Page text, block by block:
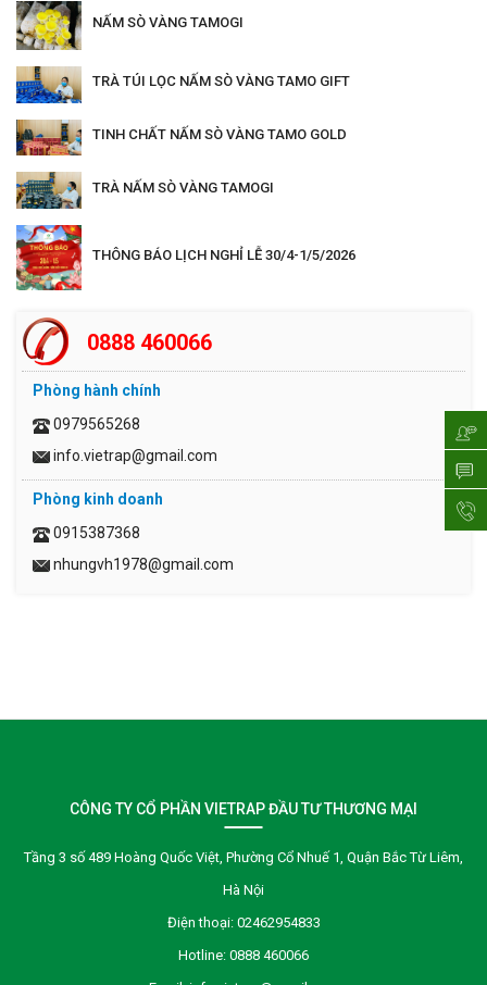
NẤM SÒ VÀNG TAMOGI
TRÀ TÚI LỌC NẤM SÒ VÀNG TAMO GIFT
TINH CHẤT NẤM SÒ VÀNG TAMO GOLD
TRÀ NẤM SÒ VÀNG TAMOGI
THÔNG BÁO LỊCH NGHỈ LỄ 30/4-1/5/2026
0888 460066
Phòng hành chính
0979565268
info.vietrap@gmail.com
Phòng kinh doanh
0915387368
nhungvh1978@gmail.com
CÔNG TY CỔ PHẦN VIETRAP ĐẦU TƯ THƯƠNG MẠI
Tầng 3 số 489 Hoàng Quốc Việt, Phường Cổ Nhuế 1, Quận Bắc Từ Liêm,
Hà Nội
Điện thoại:02462954833
Hotline: 0888 460066